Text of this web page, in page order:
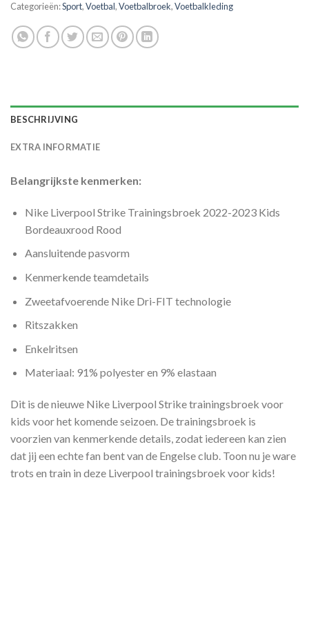
Categorieën:Sport,Voetbal,Voetbalbroek,Voetbalkleding
BESCHRIJVING
EXTRA INFORMATIE
Belangrijkste kenmerken:
Nike Liverpool Strike Trainingsbroek 2022-2023 Kids
Bordeauxrood Rood
Aansluitende pasvorm
Kenmerkende teamdetails
Zweetafvoerende Nike Dri-FIT technologie
Ritszakken
Enkelritsen
Materiaal: 91% polyester en 9% elastaan
Dit is de nieuwe Nike Liverpool Strike trainingsbroek voor
kids voor het komende seizoen. De trainingsbroek is
voorzien van kenmerkende details, zodat iedereen kan zien
dat jij een echte fan bent van de Engelse club. Toon nu je ware
trots en train in deze Liverpool trainingsbroek voor kids!